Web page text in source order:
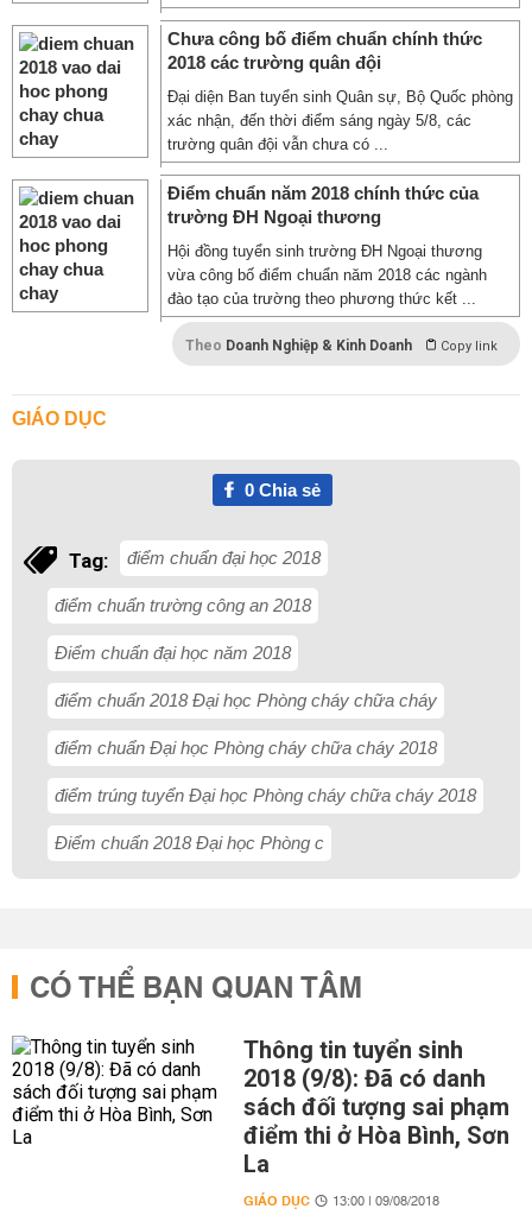
Chưa công bố điểm chuẩn chính thức
2018 các trường quân đội
Đại diện Ban tuyển sinh Quân sự, Bộ Quốc phòng
xác nhận, đến thời điểm sáng ngày 5/8, các
trường quân đội vẫn chưa có ...
Điểm chuẩn năm 2018 chính thức của
trường ĐH Ngoại thương
Hội đồng tuyển sinh trường ĐH Ngoại thương
vừa công bố điểm chuẩn năm 2018 các ngành
đào tạo của trường theo phương thức kết ...
Theo Doanh Nghiệp & Kinh Doanh Copy link
GIÁO DỤC
0Chia sẻ
Tag: điểm chuẩn đại học 2018
điểm chuẩn trường công an 2018
Điểm chuẩn đại học năm 2018
điểm chuẩn 2018 Đại học Phòng cháy chữa cháy
điểm chuẩn Đại học Phòng cháy chữa cháy 2018
điểm trúng tuyển Đại học Phòng cháy chữa cháy 2018
Điểm chuẩn 2018 Đại học Phòng c
CÓ THỂ BẠN QUAN TÂM
Thông tin tuyển sinh
2018 (9/8): Đã có danh
sách đối tượng sai phạm
điểm thi ở Hòa Bình, Sơn
La
GIÁO DỤC 13:00 | 09/08/2018